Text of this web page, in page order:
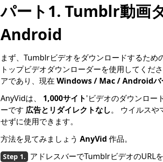
パート1. Tumblr動画
Android
まず、Tumblrビデオをダウンロードするため
トップビデオダウンローダーを使用してくださ
アであり、現在 Windows / Mac / Androidバ
AnyVidは、 1,000サイト'ビデオのダウンロー
ーです 広告とリダイレクトなし。 ウイルスや
せずに使用できます。
方法を見てみましょう AnyVid 作品。
アドレスバーでTumblrビデオのURL